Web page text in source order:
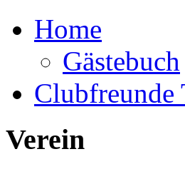
Home
Gästebuch
Clubfreunde
Verein